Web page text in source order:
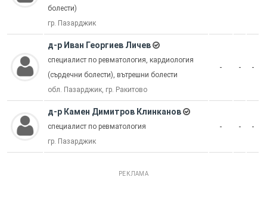
болести)
гр. Пазарджик
д-р Иван Георгиев Личев
специалист по ревматология, кардиология
(сърдечни болести), вътрешни болести
обл. Пазарджик, гр. Ракитово
- - -
д-р Камен Димитров Клинканов
специалист по ревматология
гр. Пазарджик
- - -
РЕКЛАМА